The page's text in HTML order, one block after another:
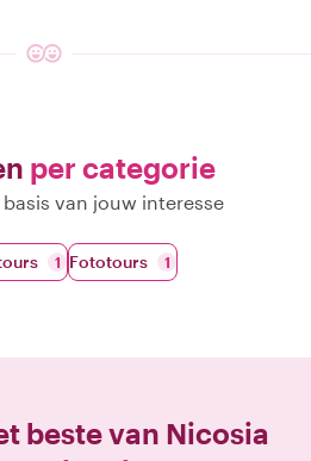
per categorie
van jouw interesse
1 Fototours 1
beste van Nicosia